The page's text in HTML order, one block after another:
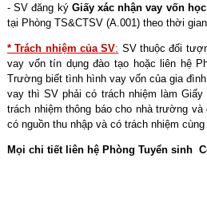
- SV đăng ký Giấy xác nhận vay vốn
tại Phòng TS&CTSV (A.001) theo thời
* Trách nhiệm của SV: SV thuộc đối
vay vốn tín dụng đào tạo hoặc liên hệ
Trường biết tình hình vay vốn của gia
vay thì SV phải có trách nhiệm làm
trách nhiệm thông báo cho nhà trường
có nguồn thu nhập và có trách nhiệm
Mọi chi tiết liên hệ Phòng Tuyển sinh